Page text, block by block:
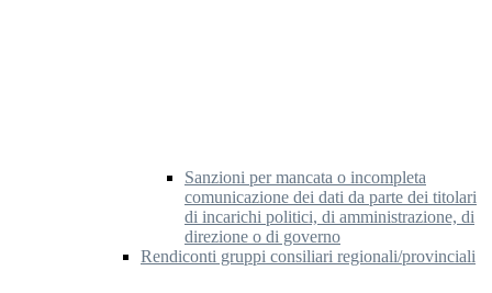
Sanzioni per mancata o incompleta
comunicazione dei dati da parte dei titolari
di incarichi politici, di amministrazione, di
direzione o di governo
Rendiconti gruppi consiliari regionali/provinciali